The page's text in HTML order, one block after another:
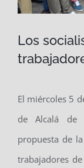
Los
El miércoles 5
de Alcalá de
propuesta de
trabajadores